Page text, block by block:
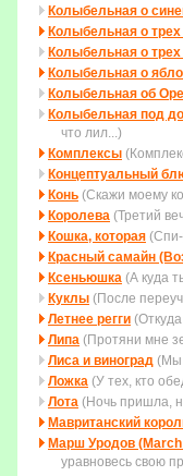
Колыбельная о
Колыбельная о трех
Колыбельная о
Колыбельная о
Колыбельная об
Колыбельная под
что лил...)
Комплексы
Концептуальный
Конь (Скажи моему
Королева (Третий
Кошка, которая
Красный самайн
Ксеньюшка (А куда
Куклы (После
Летнее регги
Липа (Протяни мне
Лиса и виноград (Мы
Ложка (У тех, кто
Лота (Ночь пришла,
Мавританский
Марш Уродов
уравновесь свою